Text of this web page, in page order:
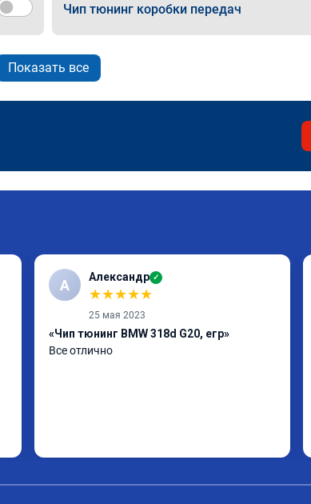
Чип тюнинг коробки передач
Показать все
А Александр ✓
★★★★★
25 мая 2023
«Чип тюнинг BMW 318d G20, егр»
Все отлично